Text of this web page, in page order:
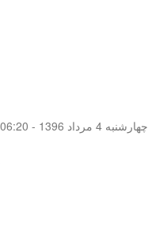
چهار‌شنبه 4 مرداد 1396 - 06:20